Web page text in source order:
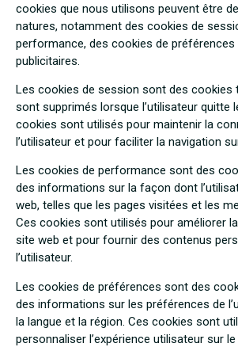
cookies que nous utilisons peuvent être
natures, notamment des cookies de
performance, des cookies de
publicitaires.
Les cookies de session sont des cookies
sont supprimés lorsque l’utilisateur quitte
cookies sont utilisés pour maintenir la
l’utilisateur et pour faciliter la navigation
Les cookies de performance sont des
des informations sur la façon dont
web, telles que les pages visitées et les
Ces cookies sont utilisés pour améliorer
site web et pour fournir des contenus
l’utilisateur.
Les cookies de préférences sont des
des informations sur les préférences de
la langue et la région. Ces cookies sont
personnaliser l’expérience utilisateur sur